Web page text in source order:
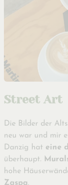
Street Art
Die Bilder der
neu war und mir
Danzig hat eine
überhaupt.
hohe
Zaspa.